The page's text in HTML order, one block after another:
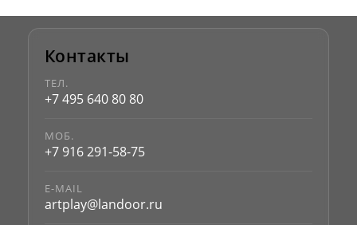
Контакты
ТЕЛ.
+7 495 640 80 80
МОБ.
+7 916 291-58-75
E-MAIL
artplay@landoor.ru